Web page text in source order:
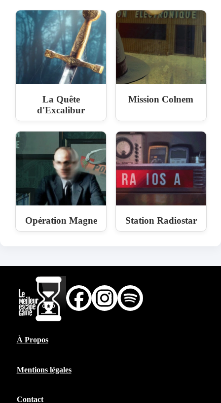
La Quête
d'Excalibur
Mission Colnem
Opération Magne Station Radiostar
À Propos
Mentions légales
Contact